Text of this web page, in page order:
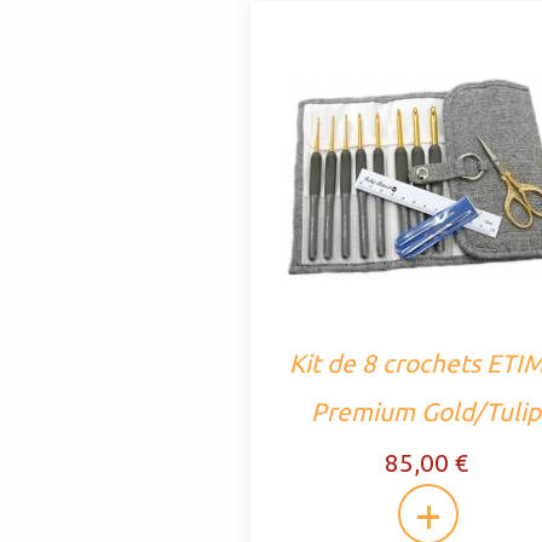
Kit de 8 crochets
Premium Gold/Tulip
85,00 €